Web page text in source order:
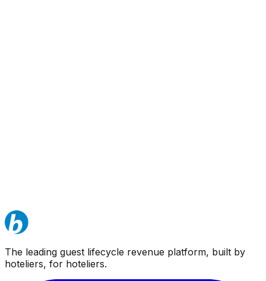
The leading guest lifecycle revenue platform, built by
hoteliers, for hoteliers.